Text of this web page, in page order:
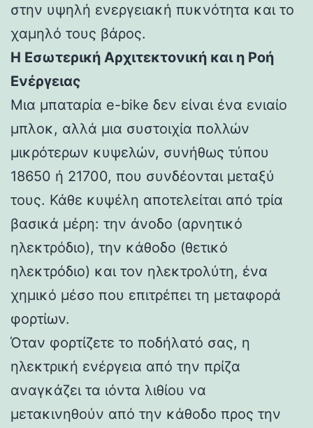
στην υψηλή ενεργειακή πυκνότητα και το
χαμηλό τους βάρος.
Η Εσωτερική Αρχιτεκτονική και η Ροή
Ενέργειας
Μια μπαταρία e-bike δεν είναι ένα ενιαίο
μπλοκ, αλλά μια συστοιχία πολλών
μικρότερων κυψελών, συνήθως τύπου
18650 ή 21700, που συνδέονται μεταξύ
τους. Κάθε κυψέλη αποτελείται από τρία
βασικά μέρη: την άνοδο (αρνητικό
ηλεκτρόδιο), την κάθοδο (θετικό
ηλεκτρόδιο) και τον ηλεκτρολύτη, ένα
χημικό μέσο που επιτρέπει τη μεταφορά
φορτίων.
Όταν φορτίζετε το ποδήλατό σας, η
ηλεκτρική ενέργεια από την πρίζα
αναγκάζει τα ιόντα λιθίου να
μετακινηθούν από την κάθοδο προς την